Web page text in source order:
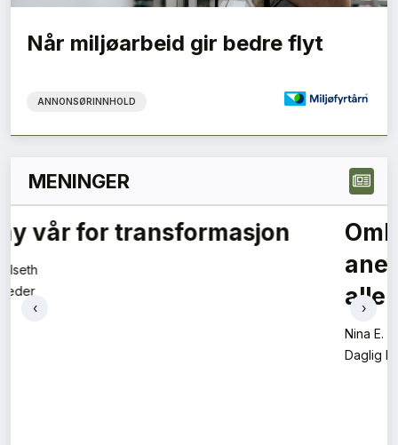
Når miljøarbeid gir bedre flyt
ANNONSØRINNHOLD
MENINGER
Hvorfor lytter ikke politikerne
til byggebransjen?
‹ ›